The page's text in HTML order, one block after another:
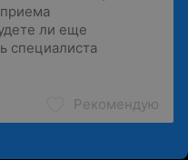
Рекомендую